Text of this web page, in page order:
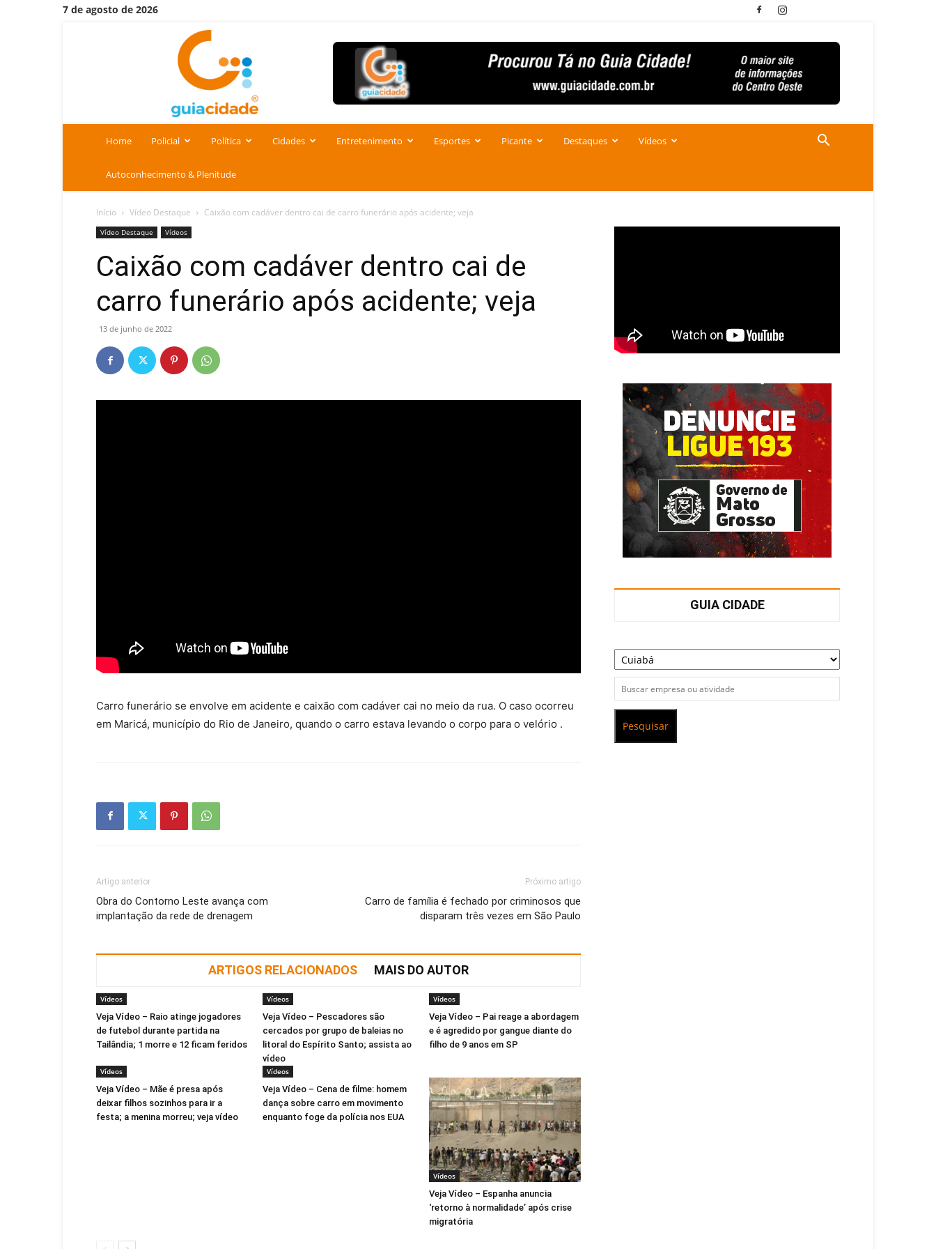
7 de agosto de 2026
Home Policial Política Cidades Entretenimento Esportes Picante Destaques Vídeos
Autoconhecimento & Plenitude
Início Vídeo Destaque Caixão com cadáver dentro cai de carro funerário após acidente; veja
Vídeo Destaque Vídeos
Caixão com cadáver dentro cai de
carro funerário após acidente; veja
13 de junho de 2022
Carro funerário se envolve em acidente e caixão com cadáver cai no meio da rua. O caso ocorreu
em Maricá, município do Rio de Janeiro, quando o carro estava levando o corpo para o velório .
Artigo anterior
Obra do Contorno Leste avança com
implantação da rede de drenagem
Próximo artigo
Carro de família é fechado por criminosos que
disparam três vezes em São Paulo
ARTIGOS RELACIONADOS MAIS DO AUTOR
Vídeos
Veja Vídeo – Raio atinge jogadores
de futebol durante partida na
Tailândia; 1 morre e 12 ficam feridos
Vídeos
Veja Vídeo – Pescadores são
cercados por grupo de baleias no
litoral do Espírito Santo; assista ao
vídeo
Vídeos
Veja Vídeo – Pai reage a abordagem
e é agredido por gangue diante do
filho de 9 anos em SP
Vídeos
Veja Vídeo – Mãe é presa após
deixar filhos sozinhos para ir a
festa; a menina morreu; veja vídeo
Vídeos
Veja Vídeo – Cena de filme: homem
dança sobre carro em movimento
enquanto foge da polícia nos EUA
Vídeos
Veja Vídeo – Espanha anuncia
‘retorno à normalidade’ após crise
migratória
GUIA CIDADE
Pesquisar